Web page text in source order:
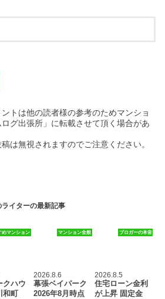
トは他の読者様の参考のためマンショ
グ出張所」に転載させて頂く場合があ
は無視されますのでご注意ください。
ライターの最新記事
めマンション
クハウ
和町
マンション全般
2026.8.6
幕張ベイパーク
2026年8月時点
ブロガーの本音
2026.8.5
住宅ローン金利
が上昇 固定金